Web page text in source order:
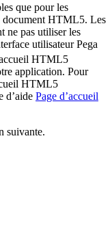
que pour les
document HTML5. Les
ne pas utiliser les
utilisateur Pega
HTML5
application. Pour
HTML5
d’aide Page d’accueil
suivante.